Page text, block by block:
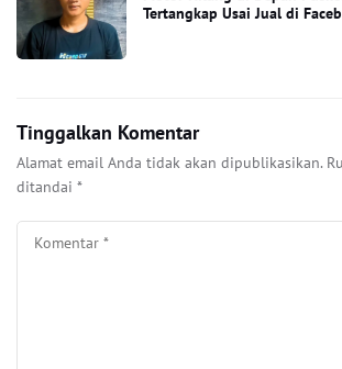
Tertangkap Usai Jual di
Tinggalkan Komentar
Alamat email Anda tidak akan dipublikasikan.
ditandai *